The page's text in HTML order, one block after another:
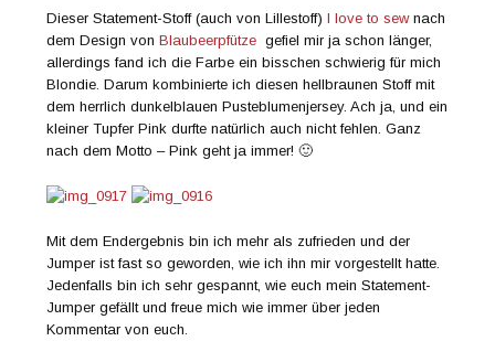
Dieser Statement-Stoff (auch von Lillestoff)I love to sewnach
dem Design vonBlaubeerpfütze gefiel mir ja schon länger,
allerdings fand ich die Farbe ein bisschen schwierig für mich
Blondie. Darum kombinierte ich diesen hellbraunen Stoff mit
dem herrlich dunkelblauen Pusteblumenjersey. Ach ja, und ein
kleiner Tupfer Pink durfte natürlich auch nicht fehlen. Ganz
nach dem Motto – Pink geht ja immer! 🙂
Mit dem Endergebnis bin ich mehr als zufrieden und der
Jumper ist fast so geworden, wie ich ihn mir vorgestellt hatte.
Jedenfalls bin ich sehr gespannt, wie euch mein Statement-
Jumper gefällt und freue mich wie immer über jeden
Kommentar von euch.